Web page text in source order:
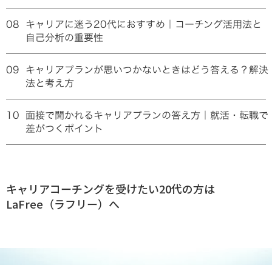
08 キャリアに迷う20代におすすめ｜コーチング活用法と
自己分析の重要性
09 キャリアプランが思いつかないときはどう答える？解決
法と考え方
10 面接で聞かれるキャリアプランの答え方｜就活・転職で
差がつくポイント
キャリアコーチングを受けたい20代の方は
LaFree（ラフリー）へ